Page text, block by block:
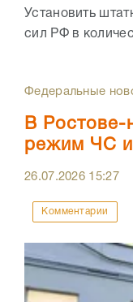
Установить
сил РФ в
Федеральные
В Ростове-
режим ЧС
26.07.2026 15:27
Комментарии